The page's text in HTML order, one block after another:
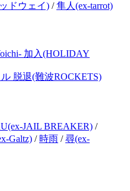
ドウェイ) /隼人(ex-tarrot)
加入(HOLIDAY
脱退(難波ROCKETS)
JAIL BREAKER) /
Galtz) / 時雨 /尋(ex-